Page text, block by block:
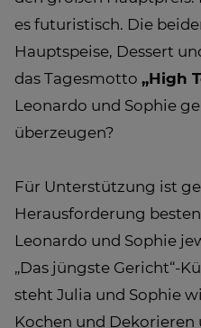
es futuristisch. Die
Hauptspeise, Dessert
das Tagesmotto „High
Leonardo und Sophie
überzeugen?
Für Unterstützung ist
Herausforderung
Leonardo und Sophie
„Das jüngste Gericht“-
steht Julia und Sophie
Kochen und